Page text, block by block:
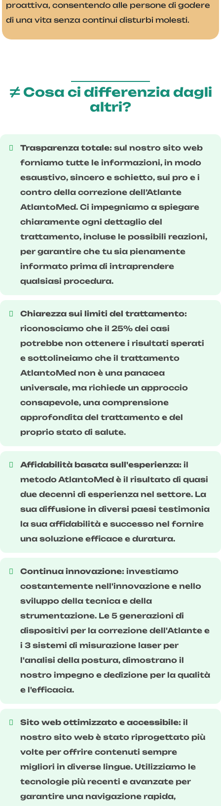
proattiva, consentendo alle persone di godere
di una vita senza continui disturbi molesti.
Cosa ci differenzia dagli
altri?
Trasparenza totale: sul nostro sito web
forniamo tutte le informazioni, in modo
esaustivo, sincero e schietto, sui pro e i
contro della correzione dell’Atlante
AtlantoMed. Ci impegniamo a spiegare
chiaramente ogni dettaglio del
trattamento, incluse le possibili reazioni,
per garantire che tu sia pienamente
informato prima di intraprendere
qualsiasi procedura.
Chiarezza sui limiti del trattamento:
riconosciamo che il 25% dei casi
potrebbe non ottenere i risultati sperati
e sottolineiamo che il trattamento
AtlantoMed non è una panacea
universale, ma richiede un approccio
consapevole, una comprensione
approfondita del trattamento e del
proprio stato di salute.
Affidabilità basata sull'esperienza: il
metodo AtlantoMed è il risultato di quasi
due decenni di esperienza nel settore. La
sua diffusione in diversi paesi testimonia
la sua affidabilità e successo nel fornire
una soluzione efficace e duratura.
Continua innovazione: investiamo
costantemente nell'innovazione e nello
sviluppo della tecnica e della
strumentazione. Le 5 generazioni di
dispositivi per la correzione dell'Atlante e
i 3 sistemi di misurazione laser per
l'analisi della postura, dimostrano il
nostro impegno e dedizione per la qualità
e l'efficacia.
Sito web ottimizzato e accessibile: il
nostro sito web è stato riprogettato più
volte per offrire contenuti sempre
migliori in diverse lingue. Utilizziamo le
tecnologie più recenti e avanzate per
garantire una navigazione rapida,